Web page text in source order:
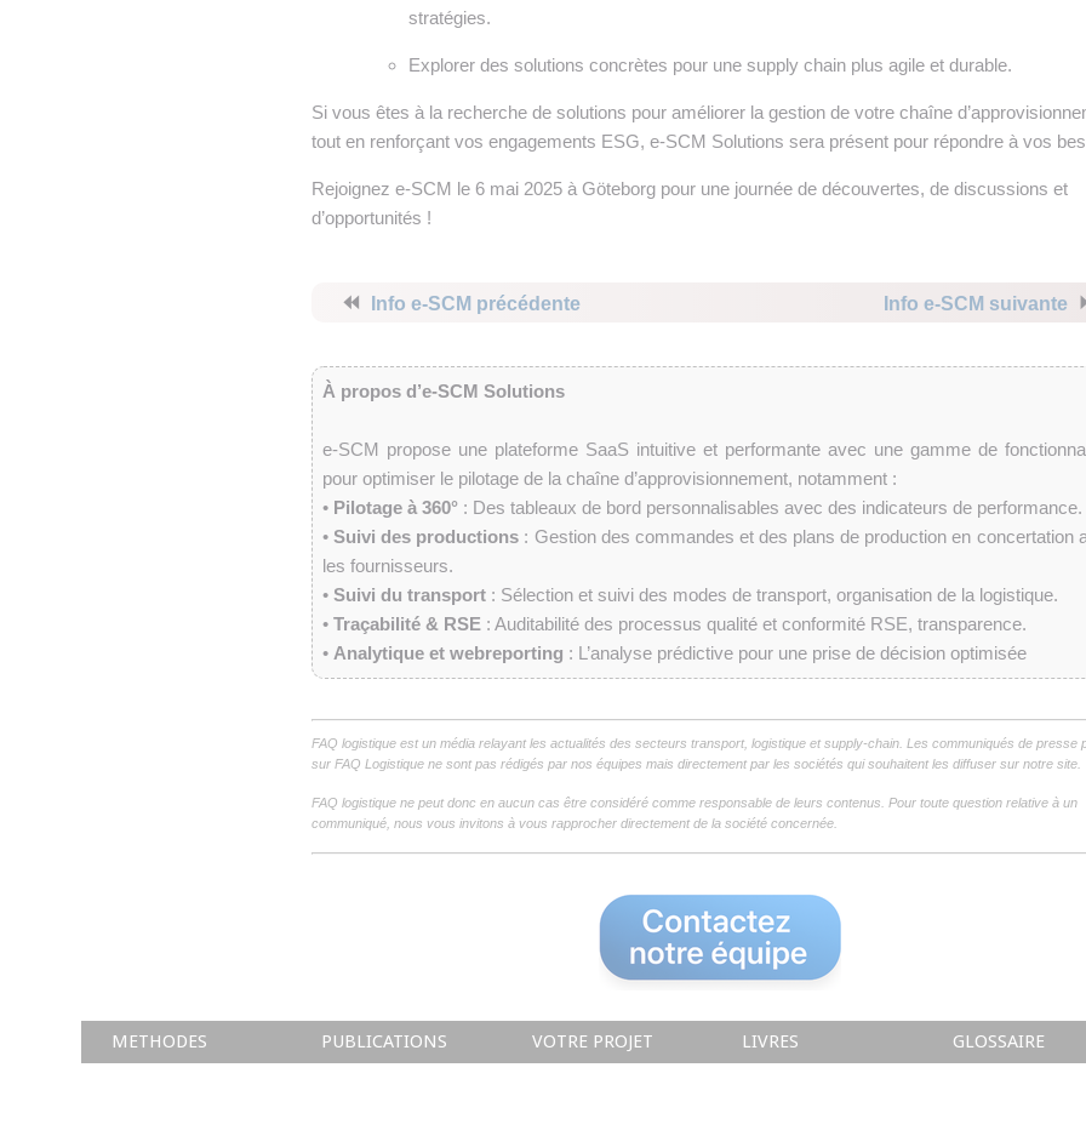
stratégies.
Explorer des solutions concrètes pour une supply chain plus agile et durable.
Si vous êtes à la recherche de solutions pour améliorer la gestion de votre chaîne
tout en renforçant vos engagements ESG, e-SCM Solutions sera présent pour répondre à vos
Rejoignez e-SCM le 6 mai 2025 à Göteborg pour une journée de découvertes, de discussions et
d’opportunités !
⏪ Info e-SCM précédente Info e-SCM suivante
À propos d’e-SCM Solutions
e-SCM propose une plateforme SaaS intuitive et performante avec une gamme de
pour optimiser le pilotage de la chaîne d’approvisionnement, notamment :
• Pilotage à 360° : Des tableaux de bord personnalisables avec des indicateurs de performance.
•Suivi des productions : Gestion des commandes et des plans de production en concertation
les fournisseurs.
• Suivi du transport : Sélection et suivi des modes de transport, organisation de la logistique.
• Traçabilité & RSE : Auditabilité des processus qualité et conformité RSE, transparence.
• Analytique et webreporting : L’analyse prédictive pour une prise de décision optimisée
FAQ logistique est un média relayant les actualités des secteurs transport, logistique et supply-chain. Les communiqués de presse
sur FAQ Logistique ne sont pas rédigés par nos équipes mais directement par les sociétés qui souhaitent les diffuser sur notre site.
FAQ logistique ne peut donc en aucun cas être considéré comme responsable de leurs contenus. Pour toute question relative à un
communiqué, nous vous invitons à vous rapprocher directement de la société concernée.
METHODES PUBLICATIONS VOTRE PROJET LIVRES GLOSSAIRE